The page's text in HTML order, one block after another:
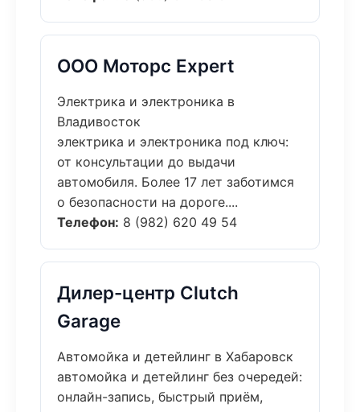
ООО Моторс Expert
Электрика и электроника в
Владивосток
электрика и электроника под ключ:
от консультации до выдачи
автомобиля. Более 17 лет заботимся
о безопасности на дороге....
Телефон: 8 (982) 620 49 54
Дилер-центр Clutch
Garage
Автомойка и детейлинг в Хабаровск
автомойка и детейлинг без очередей:
онлайн-запись, быстрый приём,